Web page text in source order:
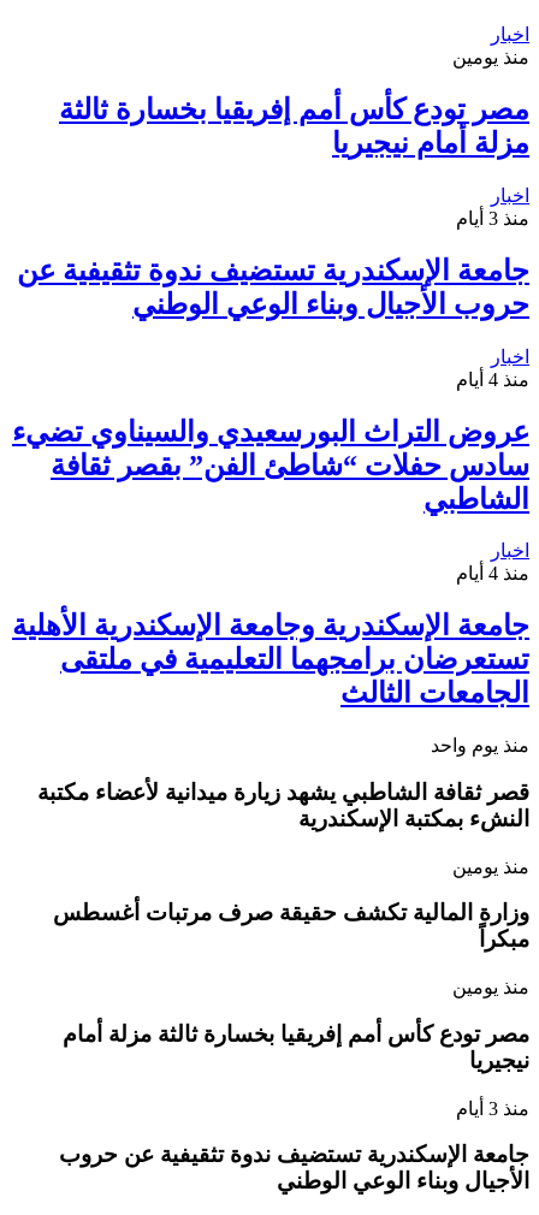
اخبار
منذ يومين
مصر تودع كأس أمم إفريقيا بخسارة ثالثة
مزلة أمام نيجيريا
اخبار
منذ 3 أيام
جامعة الإسكندرية تستضيف ندوة تثقيفية عن
حروب الأجيال وبناء الوعي الوطني
اخبار
منذ 4 أيام
عروض التراث البورسعيدي والسيناوي تضيء
سادس حفلات “شاطئ الفن” بقصر ثقافة
الشاطبي
اخبار
منذ 4 أيام
جامعة الإسكندرية وجامعة الإسكندرية الأهلية
تستعرضان برامجهما التعليمية في ملتقى
الجامعات الثالث
منذ يوم واحد
قصر ثقافة الشاطبي يشهد زيارة ميدانية لأعضاء مكتبة
النشء بمكتبة الإسكندرية
منذ يومين
وزارة المالية تكشف حقيقة صرف مرتبات أغسطس
مبكراً
منذ يومين
مصر تودع كأس أمم إفريقيا بخسارة ثالثة مزلة أمام
نيجيريا
منذ 3 أيام
جامعة الإسكندرية تستضيف ندوة تثقيفية عن حروب
الأجيال وبناء الوعي الوطني